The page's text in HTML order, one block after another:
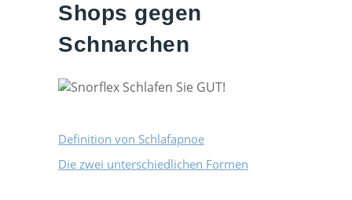
Shops gegen
Schnarchen
Definition von Schlafapnoe
Die zwei unterschiedlichen Formen